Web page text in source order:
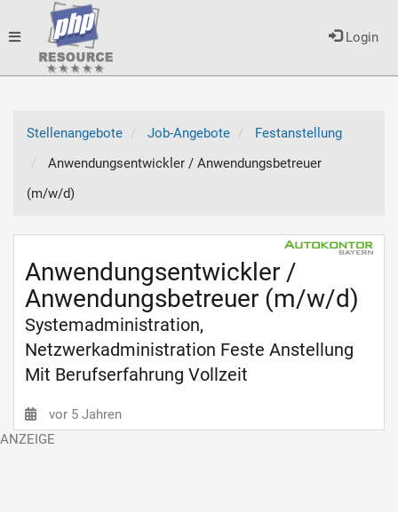
Login
Toggle
Stellenangebote
Job-Angebote
Festanstellung
Anwendungsentwickler / Anwendungsbetreuer
(m/w/d)
Anwendungsentwickler /
Anwendungsbetreuer (m/w/d)
Systemadministration,
Netzwerkadministration Feste Anstellung
Mit Berufserfahrung Vollzeit
vor 5 Jahren